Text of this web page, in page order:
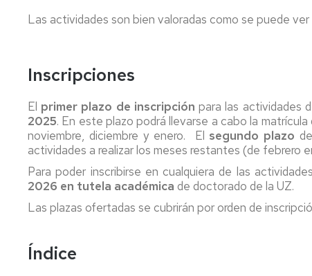
de
de
Garantía
de
la
Calidad
Comité
de
Calidad
Representantes
los
doctorandos
Estudios
Movilidad
Corta
UNITA
Prácticas
externas
los
dedicación
Abandono
de
los
estudios
Tesis
de
publicaciones
Tesis
en
cotutela
Mención
doctorado
Evaluación
del
proceso
formativo
Ayudas,
becas
Estudios
de
Las actividades son bien valoradas como se puede
Inscripciones
El primer plazo de inscripciónpara las actividades
2025. En este plazo podrá llevarse a cabo la
noviembre, diciembre y enero. El segundo plazo
actividades a realizar los meses restantes (de febrero
Para poder inscribirse en cualquiera de las actividades
2026 en tutela académica de doctorado de la UZ.
Las plazas ofertadas se cubrirán por orden de
Índice